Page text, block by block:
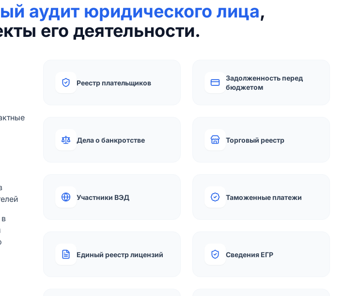
аудит юридического лица,
его деятельности.
Реестр плательщиков
Задолженность перед
бюджетом
Дела о банкротстве Торговый реестр
Участники ВЭД Таможенные платежи
Единый реестр лицензий Сведения ЕГР